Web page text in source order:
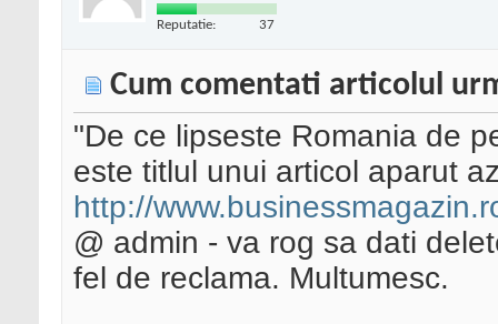
Reputatie: 37
Cum comentati articolul
"De ce lipseste Romania de
este titlul unui articol aparut
http://
@ admin - va rog sa dati
fel de reclama. Multumesc.